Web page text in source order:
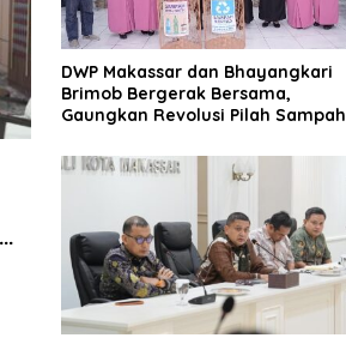
DWP Makassar dan Bhayangkari
Brimob Bergerak Bersama,
Gaungkan Revolusi Pilah Sampah